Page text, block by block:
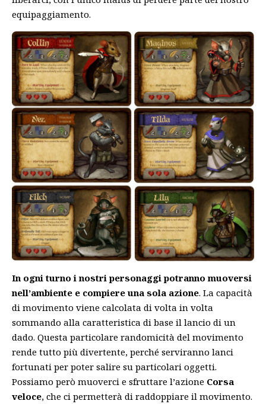
equipaggiamento.
In ogni turno i nostri personaggi potranno muoversi
nell’ambiente e compiere una sola azione. La capacità
di movimento viene calcolata di volta in volta
sommando alla caratteristica di base il lancio di un
dado. Questa particolare randomicità del movimento
rende tutto più divertente, perché serviranno lanci
fortunati per poter salire su particolari oggetti.
Possiamo però muoverci e sfruttare l’azione Corsa
veloce, che ci permetterà di raddoppiare il movimento.